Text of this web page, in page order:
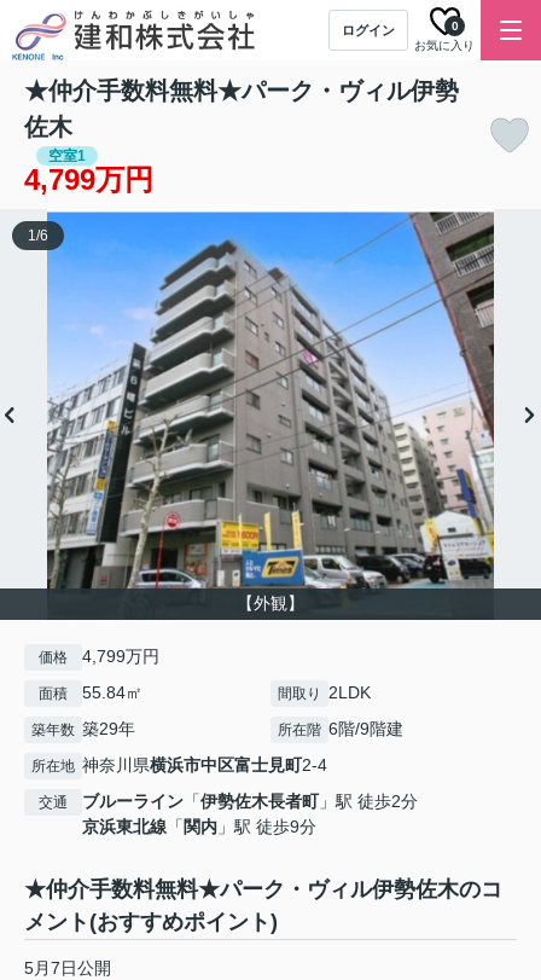
ログイン
お気に入り
0
★仲介手数料無料★パーク・ヴィル伊勢
佐木
空室1
4,799万円
【外観】
1/6
価格 4,799万円
面積 55.84㎡ 間取り 2LDK
築年数 築29年 所在階 6階/9階建
所在地 神奈川県横浜市中区富士見町2-4
交通 ブルーライン 「伊勢佐木長者町」駅 徒歩2分
京浜東北線 「 関内 」駅 徒歩9分
★仲介手数料無料★パーク・ヴィル伊勢佐木のコ
メント(おすすめポイント)
5月7日公開